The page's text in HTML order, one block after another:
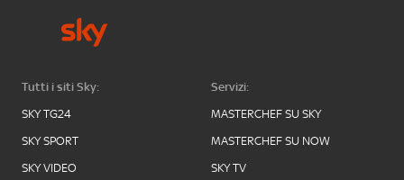
Tutti i siti Sky:
SKY TG24
SKY SPORT
SKY VIDEO
Servizi:
MASTERCHEF SU SKY
MASTERCHEF SU NOW
SKY TV